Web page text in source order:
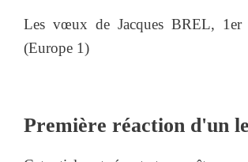
Les vœux de Jacques BREL, 1er
(Europe 1)
Première réaction d'un